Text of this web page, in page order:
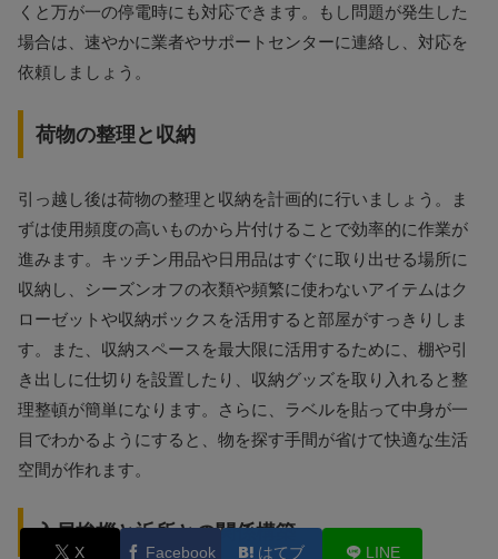
くと万が一の停電時にも対応できます。もし問題が発生した
場合は、速やかに業者やサポートセンターに連絡し、対応を
依頼しましょう。
荷物の整理と収納
引っ越し後は荷物の整理と収納を計画的に行いましょう。ま
ずは使用頻度の高いものから片付けることで効率的に作業が
進みます。キッチン用品や日用品はすぐに取り出せる場所に
収納し、シーズンオフの衣類や頻繁に使わないアイテムはク
ローゼットや収納ボックスを活用すると部屋がすっきりしま
す。また、収納スペースを最大限に活用するために、棚や引
き出しに仕切りを設置したり、収納グッズを取り入れると整
理整頓が簡単になります。さらに、ラベルを貼って中身が一
目でわかるようにすると、物を探す手間が省けて快適な生活
空間が作れます。
入居挨拶と近所との関係構築
X Facebook はてブ LINE